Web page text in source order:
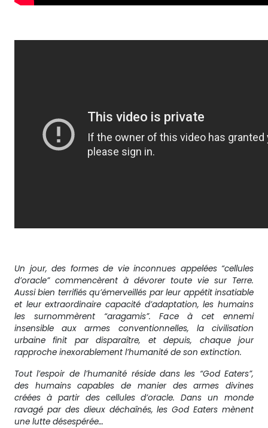
Un jour, des formes de vie inconnues appelées “cellules
d’oracle” commencèrent à dévorer toute vie sur Terre.
Aussi bien terrifiés qu’émerveillés par leur appétit insatiable
et leur extraordinaire capacité d’adaptation, les humains
les surnommèrent “aragamis”. Face à cet ennemi
insensible aux armes conventionnelles, la civilisation
urbaine finit par disparaître, et depuis, chaque jour
rapproche inexorablement l’humanité de son extinction.
Tout l’espoir de l’humanité réside dans les “God Eaters”,
des humains capables de manier des armes divines
créées à partir des cellules d’oracle. Dans un monde
ravagé par des dieux déchaînés, les God Eaters mènent
une lutte désespérée…